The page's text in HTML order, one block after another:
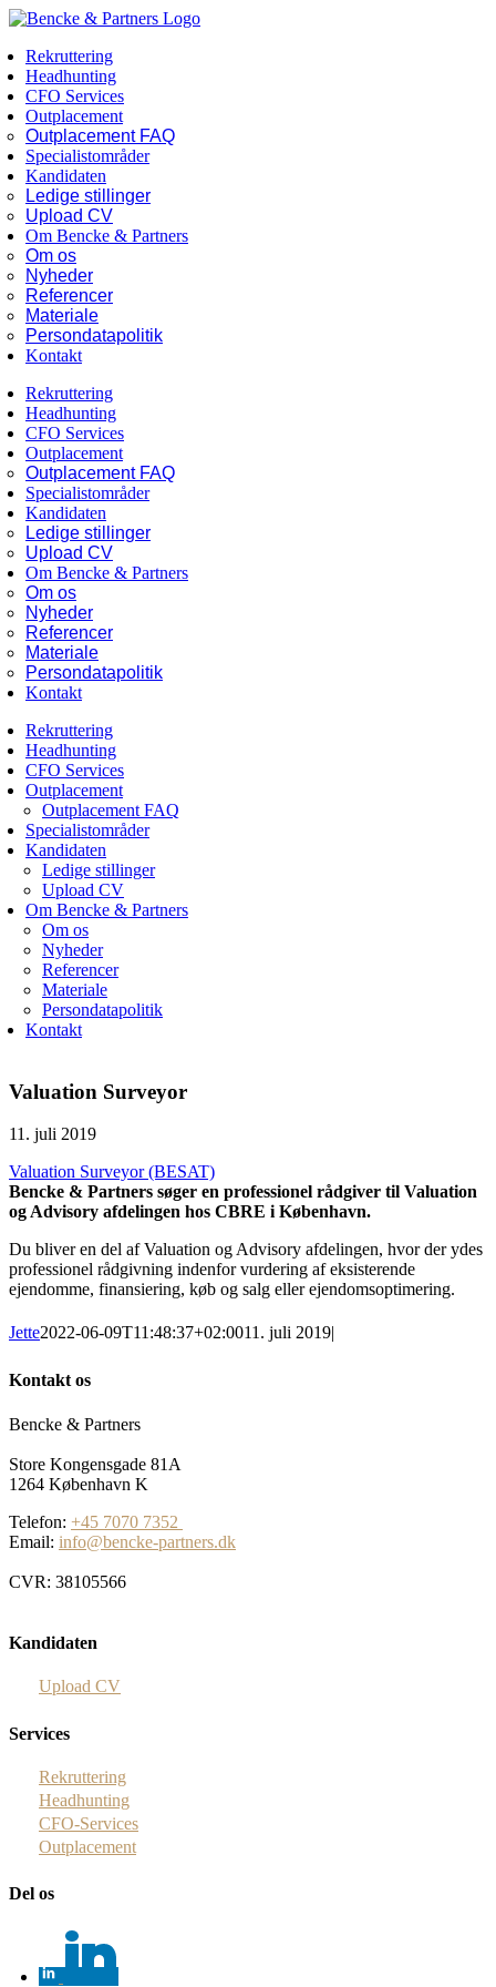
Skip
content
Facebook
LinkedIn
Rekruttering
Headhunting
CFO Services
Outplacement
Outplacement FAQ
Specialistområder
Kandidaten
Ledige stillinger
Upload CV
Om Bencke & Partners
Om os
Nyheder
Referencer
Materiale
Persondatapolitik
Kontakt
Rekruttering
Headhunting
CFO Services
Outplacement
Outplacement FAQ
Specialistområder
Kandidaten
Ledige stillinger
Upload CV
Om Bencke & Partners
Om os
Nyheder
Referencer
Materiale
Persondatapolitik
Kontakt
Rekruttering
Headhunting
CFO Services
Outplacement
Outplacement FAQ
Specialistområder
Kandidaten
Ledige stillinger
Upload CV
Om Bencke & Partners
Om os
Nyheder
Referencer
Materiale
Persondatapolitik
Kontakt
Valuation Surveyor
11. juli 2019
Valuation Surveyor (BESAT)
Bencke & Partners søger en professionel rådgiver til Valuation
og Advisory afdelingen hos CBRE i København.
Du bliver en del af Valuation og Advisory afdelingen, hvor der ydes
professionel rådgivning indenfor vurdering af eksisterende
ejendomme, finansiering, køb og salg eller ejendomsoptimering.
Jette2022-06-09T11:48:37+02:0011. juli 2019|
Kontakt os
Bencke & Partners
Store Kongensgade 81A
1264 København K
Telefon: +45 7070 7352
Email: info@bencke-partners.dk
CVR: 38105566
Kandidaten
Upload CV
Services
Rekruttering
Headhunting
CFO-Services
Outplacement
Del os